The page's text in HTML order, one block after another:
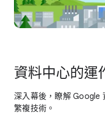
資料​中心​的​運
深入​幕​後，​瞭解 Google
繁複​技術。